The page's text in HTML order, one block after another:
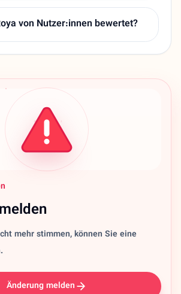
von Nutzer:innen bewertet?
mehr stimmen, können Sie eine
Änderung melden